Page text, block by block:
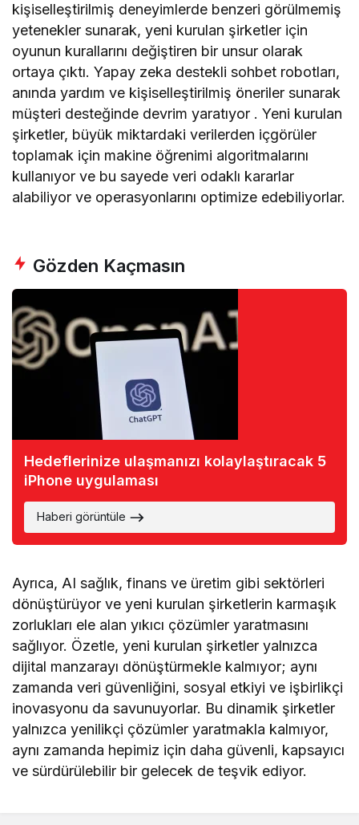
kişiselleştirilmiş deneyimlerde benzeri görülmemiş
yetenekler sunarak, yeni kurulan şirketler için
oyunun kurallarını değiştiren bir unsur olarak
ortaya çıktı. Yapay zeka destekli sohbet robotları,
anında yardım ve kişiselleştirilmiş öneriler sunarak
müşteri desteğinde devrim yaratıyor . Yeni kurulan
şirketler, büyük miktardaki verilerden içgörüler
toplamak için makine öğrenimi algoritmalarını
kullanıyor ve bu sayede veri odaklı kararlar
alabiliyor ve operasyonlarını optimize edebiliyorlar.
Gözden Kaçmasın
Hedeflerinize ulaşmanızı kolaylaştıracak 5
iPhone uygulaması
Haberi görüntüle
Ayrıca, AI sağlık, finans ve üretim gibi sektörleri
dönüştürüyor ve yeni kurulan şirketlerin karmaşık
zorlukları ele alan yıkıcı çözümler yaratmasını
sağlıyor. Özetle, yeni kurulan şirketler yalnızca
dijital manzarayı dönüştürmekle kalmıyor; aynı
zamanda veri güvenliğini, sosyal etkiyi ve işbirlikçi
inovasyonu da savunuyorlar. Bu dinamik şirketler
yalnızca yenilikçi çözümler yaratmakla kalmıyor,
aynı zamanda hepimiz için daha güvenli, kapsayıcı
ve sürdürülebilir bir gelecek de teşvik ediyor.